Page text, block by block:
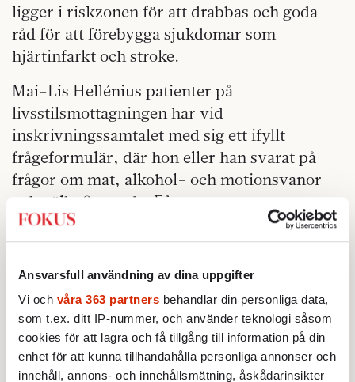
Ansvarsfull användning av dina uppgifter
Vi och våra 363 partners behandlar din personliga data,
som t.ex. ditt IP-nummer, och använder teknologi såsom
cookies för att lagra och få tillgång till information på din
enhet för att kunna tillhandahålla personliga annonser och
innehåll, annons- och innehållsmätning, åskådarinsikter
ligger i riskzonen för att drabbas och goda
råd för att förebygga sjukdomar som
hjärtinfarkt och stroke.
Mai-Lis Hellénius patienter på
livsstilsmottagningen har vid
inskrivningssamtalet med sig ett ifyllt
frågeformulär, där hon eller han svarat på
frågor om mat, alkohol- och motionsvanor
och välbefinnande. Efter en noggrann
hälsoundersökning, som genomförs av någon
av de två halvtidsanställda sjuksköterskorna,
och som mäter allt från BMI och blodtryck till
leverfunktion, kolesterolvärden och hur
sköldkörteln fungerar, får patienten
läkarutlåtande över sin livssituation och
hälsostatus.